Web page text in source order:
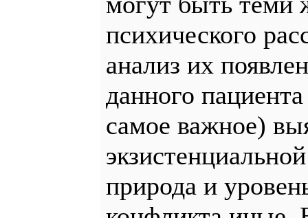
психического
анализ их
данного
самое важное)
природа и